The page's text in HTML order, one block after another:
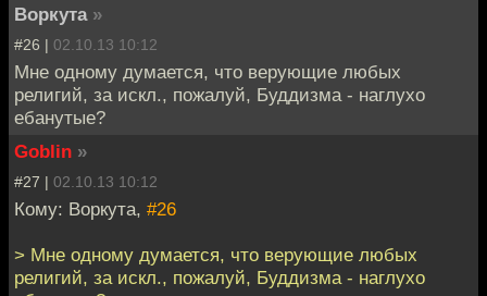
Воркута »
#26 | 02.10.13 10:12
Мне одному думается, что верующие любых
религий, за искл., пожалуй, Буддизма - наглухо
ебанутые?
Goblin »
#27 | 02.10.13 10:12
Кому: Воркута, #26
> Мне одному думается, что верующие любых
религий, за искл., пожалуй, Буддизма - наглухо